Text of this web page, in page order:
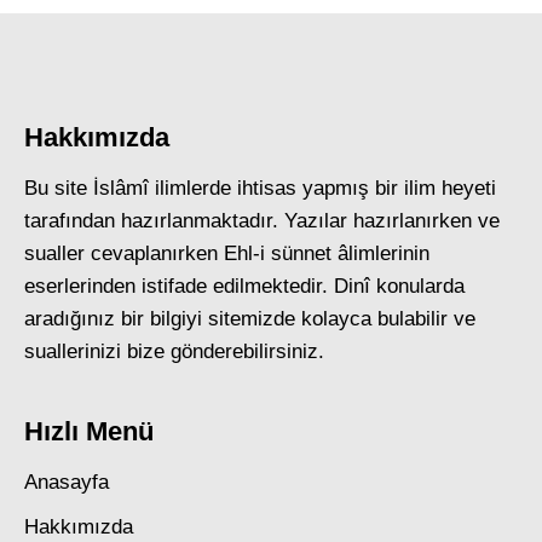
Hakkımızda
Bu site İslâmî ilimlerde ihtisas yapmış bir ilim heyeti
tarafından hazırlanmaktadır. Yazılar hazırlanırken ve
sualler cevaplanırken Ehl-i sünnet âlimlerinin
eserlerinden istifade edilmektedir. Dinî konularda
aradığınız bir bilgiyi sitemizde kolayca bulabilir ve
suallerinizi bize gönderebilirsiniz.
Hızlı Menü
Anasayfa
Hakkımızda